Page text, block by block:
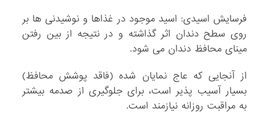
فرسایش اسیدی: اسید موجود در غذاها و نوشیدنی ها بر
روی سطح دندان اثر گذاشته و در نتیجه از بین رفتن
مینای محافظ دندان می شود.
از آنجایی که عاج نمایان شده (فاقد پوشش محافظ)
بسیار آسیب پذیر است، برای جلوگیری از صدمه بیشتر
به مراقبت روزانه نیازمند است.